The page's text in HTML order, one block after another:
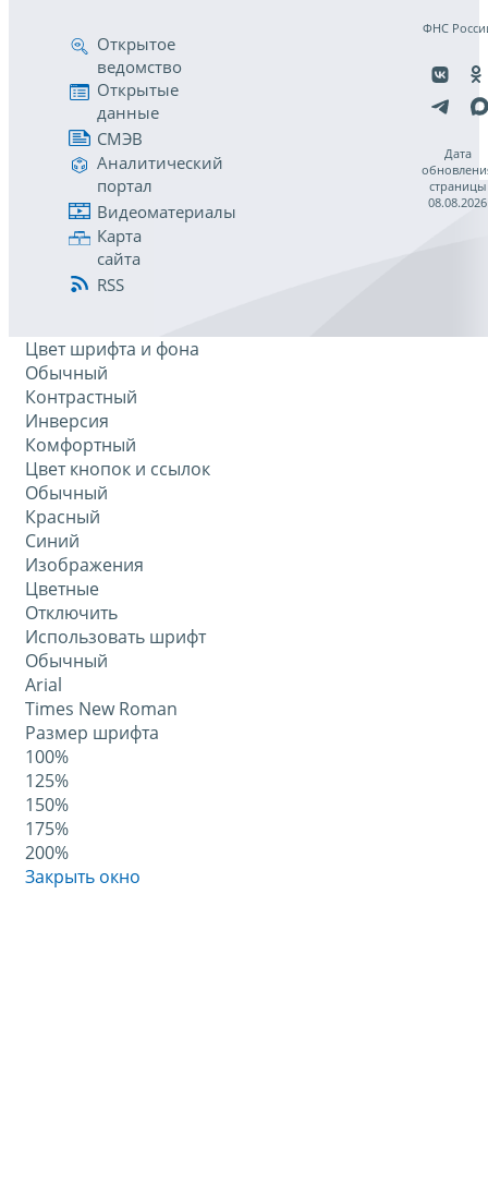
Открытое
ведомство
Открытые
данные
СМЭВ
Аналитический
портал
Видеоматериалы
Карта
сайта
RSS
ФНС
Дата
страницы
08.08.2026
Цвет шрифта и фона
Обычный
Контрастный
Инверсия
Комфортный
Цвет кнопок и ссылок
Обычный
Красный
Синий
Изображения
Цветные
Отключить
Использовать шрифт
Обычный
Arial
Times New Roman
Размер шрифта
100%
125%
150%
175%
200%
Закрыть окно